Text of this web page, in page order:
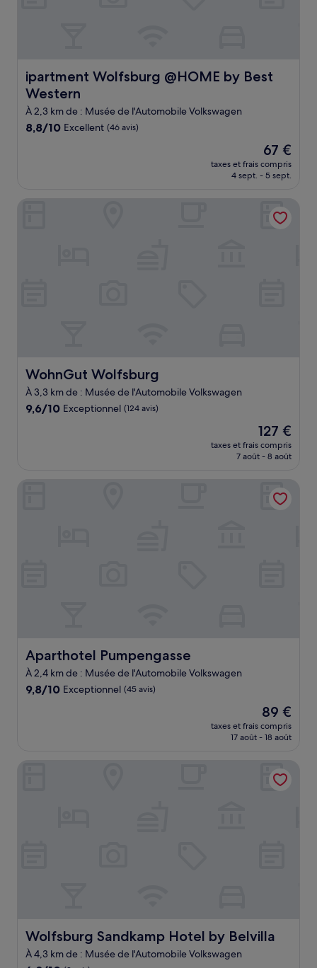
ipartment Wolfsburg @HOME by Best
Western
ipartment Wolfsburg @HOME by Best Western
À 2,3 km de : Musée de l'Automobile Volkswagen
8.8
8,8/10 Excellent (46 avis)
Le
nouveau
prix
de
67 €
67 €
taxes et frais compris
4 sept. - 5 sept.
WohnGut Wolfsburg
WohnGut Wolfsburg
À 3,3 km de : Musée de l'Automobile Volkswagen
9.6
9,6/10 Exceptionnel (124 avis)
Le
nouveau
prix
de
127 €
127 €
taxes et frais compris
7 août - 8 août
Aparthotel Pumpengasse
Aparthotel Pumpengasse
À 2,4 km de : Musée de l'Automobile Volkswagen
9.8
9,8/10 Exceptionnel (45 avis)
Le
nouveau
prix
de
89 €
89 €
taxes et frais compris
17 août - 18 août
Wolfsburg Sandkamp Hotel by Belvilla
Wolfsburg Sandkamp Hotel by Belvilla
À 4,3 km de : Musée de l'Automobile Volkswagen